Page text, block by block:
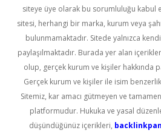
siteye üye olarak bu sorumluluğu kabul
sitesi, herhangi bir marka, kurum veya
bulunmamaktadır. Sitede yalnızca
paylaşılmaktadır. Burada yer alan
olup, gerçek kurum ve kişiler hakkında
Gerçek kurum ve kişiler ile isim
Sitemiz, kar amacı gütmeyen ve
platformudur. Hukuka ve yasal
düşündüğünüz içerikleri,